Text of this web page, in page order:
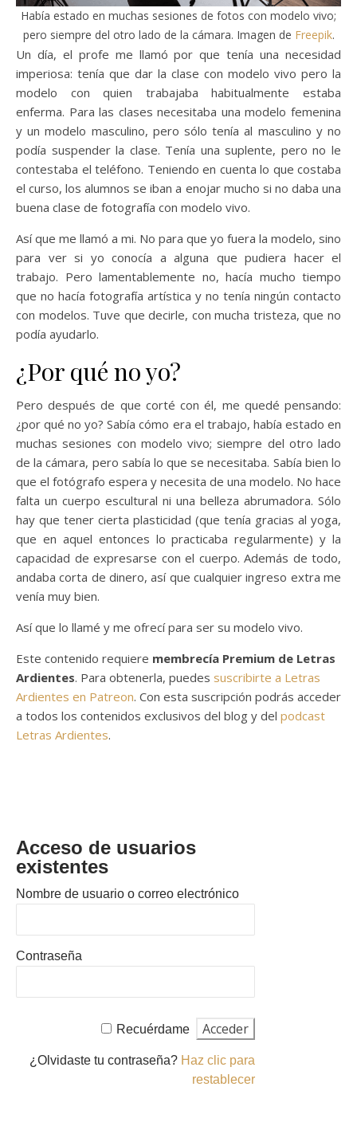
Había estado en muchas sesiones de fotos con modelo vivo;
pero siempre del otro lado de la cámara. Imagen de Freepik.
Un día, el profe me llamó por que tenía una necesidad
imperiosa: tenía que dar la clase con modelo vivo pero la
modelo con quien trabajaba habitualmente estaba
enferma. Para las clases necesitaba una modelo femenina
y un modelo masculino, pero sólo tenía al masculino y no
podía suspender la clase. Tenía una suplente, pero no le
contestaba el teléfono. Teniendo en cuenta lo que costaba
el curso, los alumnos se iban a enojar mucho si no daba una
buena clase de fotografía con modelo vivo.
Así que me llamó a mi. No para que yo fuera la modelo, sino
para ver si yo conocía a alguna que pudiera hacer el
trabajo. Pero lamentablemente no, hacía mucho tiempo
que no hacía fotografía artística y no tenía ningún contacto
con modelos. Tuve que decirle, con mucha tristeza, que no
podía ayudarlo.
¿Por qué no yo?
Pero después de que corté con él, me quedé pensando:
¿por qué no yo? Sabía cómo era el trabajo, había estado en
muchas sesiones con modelo vivo; siempre del otro lado
de la cámara, pero sabía lo que se necesitaba. Sabía bien lo
que el fotógrafo espera y necesita de una modelo. No hace
falta un cuerpo escultural ni una belleza abrumadora. Sólo
hay que tener cierta plasticidad (que tenía gracias al yoga,
que en aquel entonces lo practicaba regularmente) y la
capacidad de expresarse con el cuerpo. Además de todo,
andaba corta de dinero, así que cualquier ingreso extra me
venía muy bien.
Así que lo llamé y me ofrecí para ser su modelo vivo.
Este contenido requiere membrecía Premium de Letras
Ardientes. Para obtenerla, puedes suscribirte a Letras
Ardientes en Patreon. Con esta suscripción podrás acceder
a todos los contenidos exclusivos del blog y del podcast
Letras Ardientes.
Acceso de usuarios
existentes
Nombre de usuario o correo electrónico
Contraseña
Recuérdame
¿Olvidaste tu contraseña? Haz clic para
restablecer